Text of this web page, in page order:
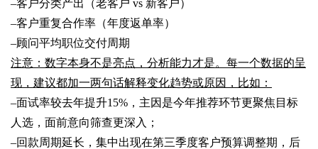
–客户分类产出（老客户 vs 新客户）
–客户重复合作率（年度返单率）
–顾问平均职位交付周期
注意：数字本身不是亮点，分析能力才是。每一个数据的呈
现，建议都加一两句话解释变化趋势或原因，比如：
–面试率较去年提升15%，主因是今年推荐环节更聚焦目标
人选，面前意向筛查更深入；
–回款周期延长，集中出现在第三季度客户预算调整期，后